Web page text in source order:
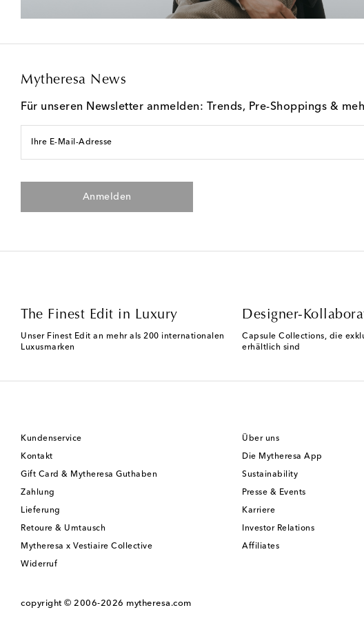
Mytheresa News
Für unseren Newsletter anmelden: Trends, Pre-Shoppings &
Ihre E-Mail-Adresse
Anmelden
The Finest Edit in Luxury
Unser Finest Edit an mehr als 200 internationalen
Luxusmarken
Designer-
Capsule Collections, die
erhältlich sind
Kundenservice
Kontakt
Gift Card & Mytheresa Guthaben
Zahlung
Lieferung
Retoure & Umtausch
Mytheresa x Vestiaire Collective
Widerruf
Über uns
Die Mytheresa App
Sustainability
Presse & Events
Karriere
Investor Relations
Affiliates
copyright © 2006-2026 mytheresa.com